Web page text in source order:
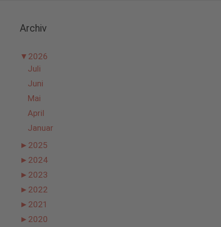
Archiv
▼ 2026
Juli
Juni
Mai
April
Januar
► 2025
► 2024
► 2023
► 2022
► 2021
► 2020